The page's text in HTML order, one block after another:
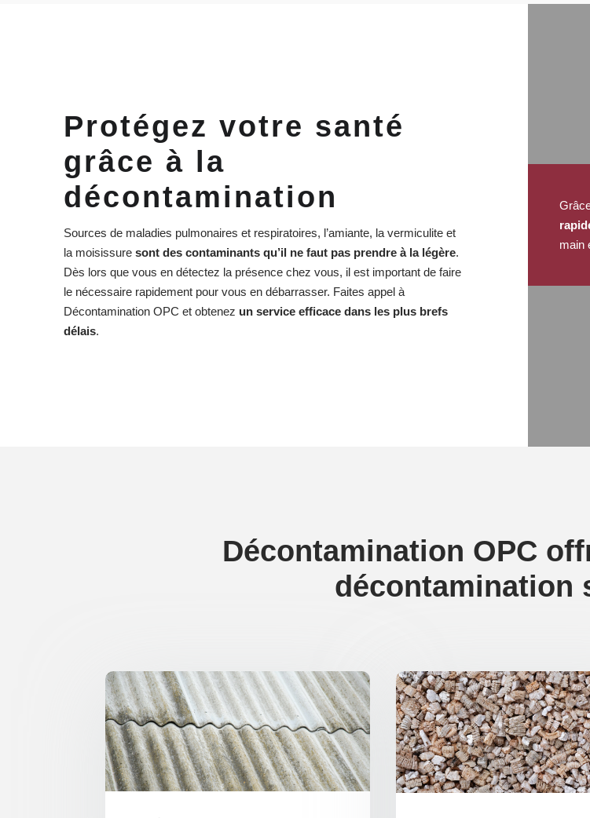
Protégez votre santé
grâce à la
décontamination
Sources de maladies pulmonaires et respiratoires, l’amiante, la vermiculite et
la moisissure sont des contaminants qu’il ne faut pas prendre à la légère.
Dès lors que vous en détectez la présence chez vous, il est important de faire
le nécessaire rapidement pour vous en débarrasser. Faites appel à
Décontamination OPC et obtenez un service efficace dans les plus brefs
délais.
main
Décontamination OPC
décontamination